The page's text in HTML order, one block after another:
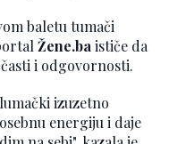
baletu tumači
Žene.baističe da
i odgovornosti.
izuzetno
energiju i daje